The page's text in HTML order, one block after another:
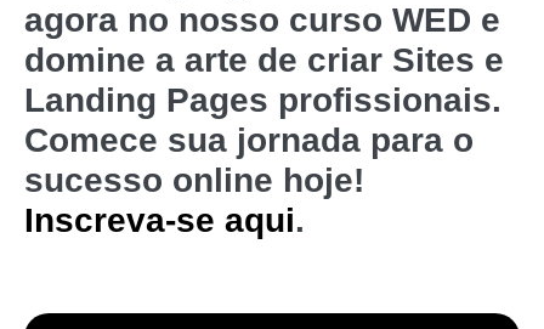
agora no nosso curso WED e
domine a arte de criar Sites e
Landing Pages profissionais.
Comece sua jornada para o
sucesso online hoje!
Inscreva-se aqui.